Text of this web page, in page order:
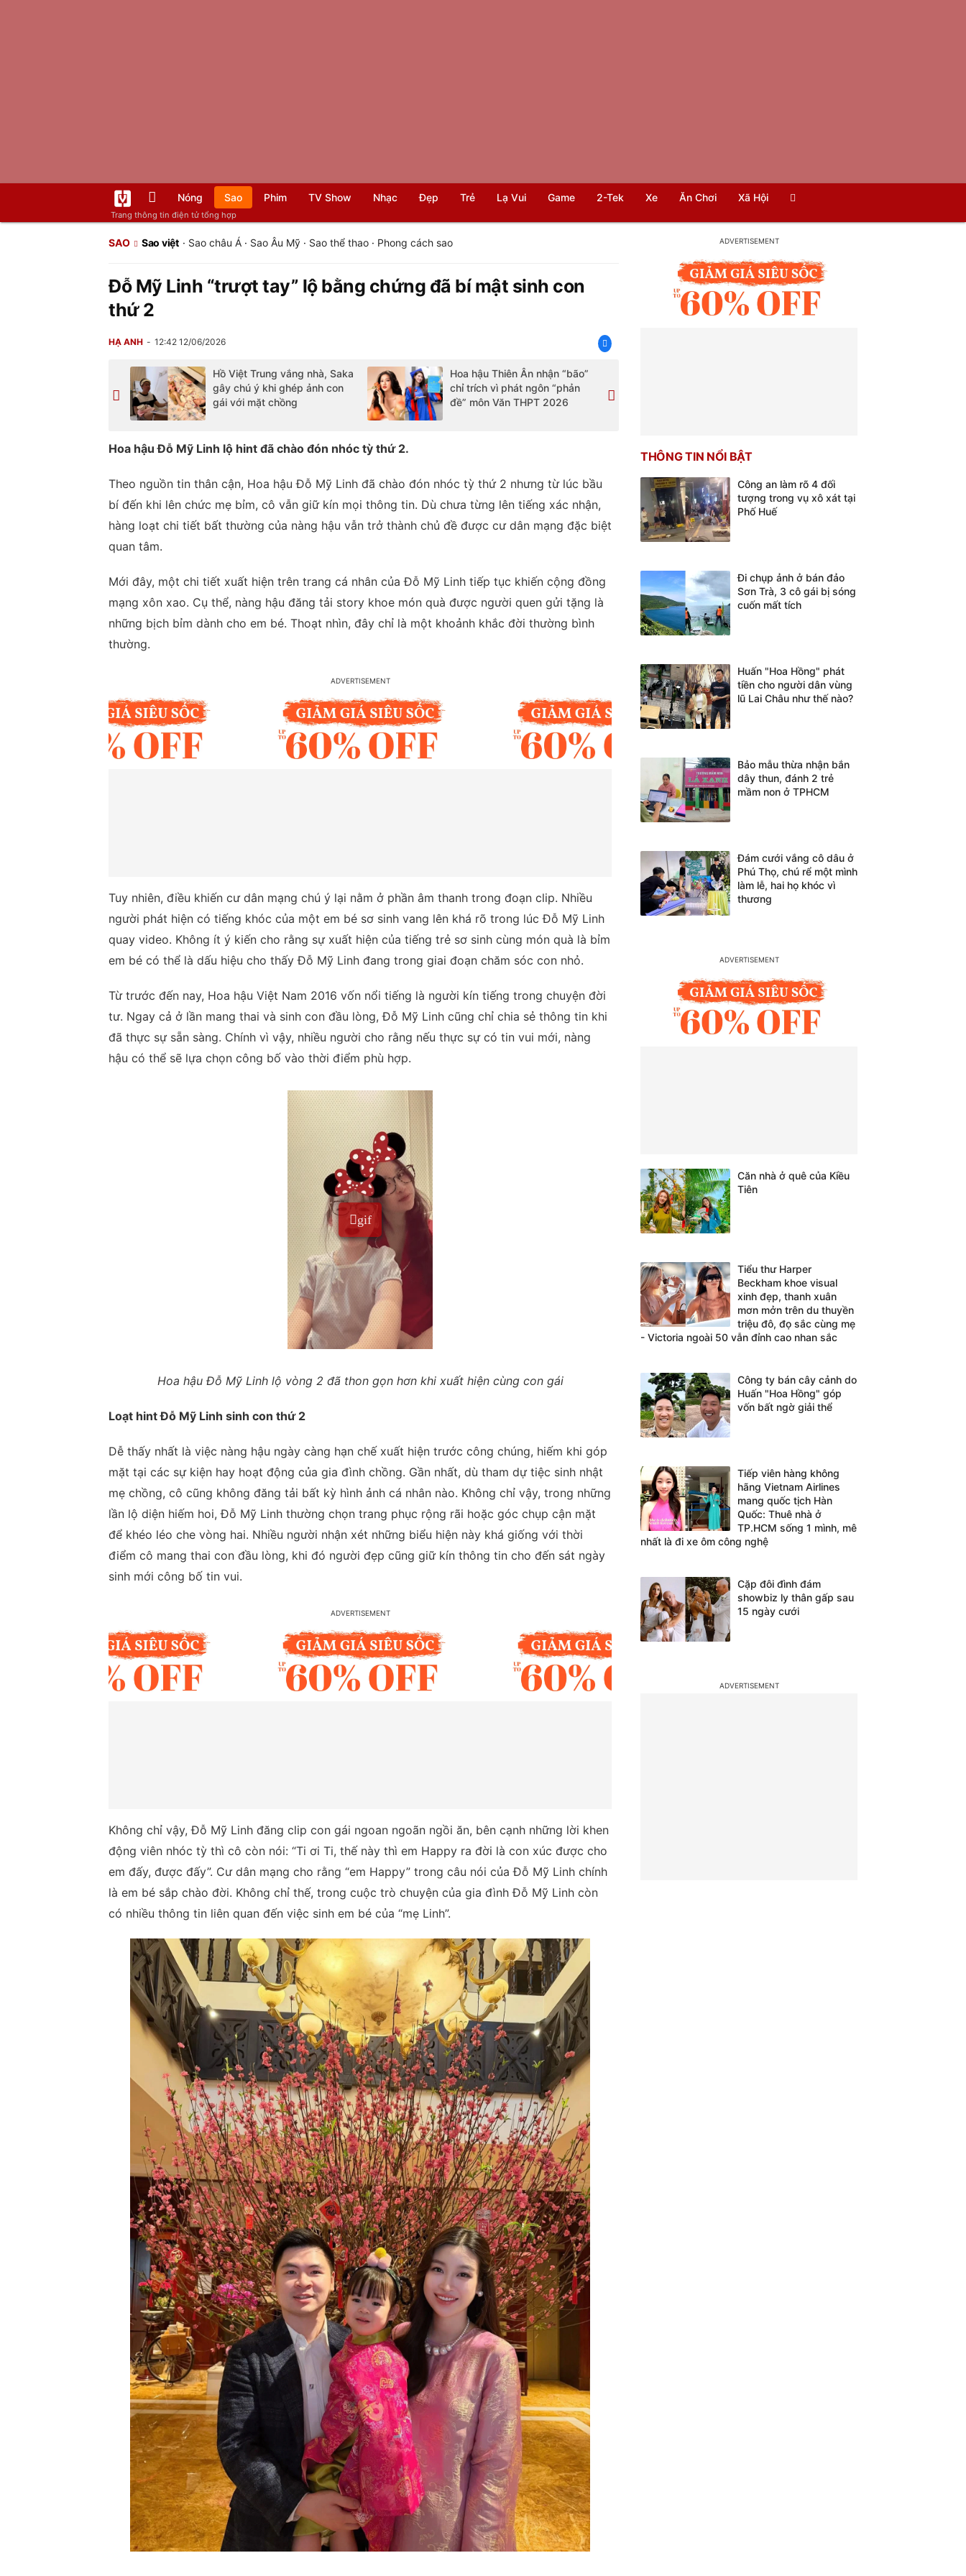
Trang thông tin điện tử tổng hợp
Nóng Sao Phim TV Show Nhạc Đẹp Trẻ Lạ Vui Game 2-Tek Xe Ăn Chơi Xã Hội
SAO Sao việt · Sao châu Á· Sao Âu Mỹ· Sao thể thao· Phong cách sao
Đỗ Mỹ Linh “trượt tay” lộ bằng chứng đã bí mật sinh con
thứ 2
HẠ ANH 12:42 12/06/2026
Hồ Việt Trung vắng nhà, Saka
gây chú ý khi ghép ảnh con
gái với mặt chồng
Hoa hậu Thiên Ân nhận “bão”
chỉ trích vì phát ngôn “phản
đề” môn Văn THPT 2026
Hoa hậu Đỗ Mỹ Linh lộ hint đã chào đón nhóc tỳ thứ 2.
Theo nguồn tin thân cận, Hoa hậu Đỗ Mỹ Linh đã chào đón nhóc tỳ thứ 2 nhưng từ lúc bầu
bí đến khi lên chức mẹ bỉm, cô vẫn giữ kín mọi thông tin. Dù chưa từng lên tiếng xác nhận,
hàng loạt chi tiết bất thường của nàng hậu vẫn trở thành chủ đề được cư dân mạng đặc biệt
quan tâm.
Mới đây, một chi tiết xuất hiện trên trang cá nhân của Đỗ Mỹ Linh tiếp tục khiến cộng đồng
mạng xôn xao. Cụ thể, nàng hậu đăng tải story khoe món quà được người quen gửi tặng là
những bịch bỉm dành cho em bé. Thoạt nhìn, đây chỉ là một khoảnh khắc đời thường bình
thường.
Tuy nhiên, điều khiến cư dân mạng chú ý lại nằm ở phần âm thanh trong đoạn clip. Nhiều
người phát hiện có tiếng khóc của một em bé sơ sinh vang lên khá rõ trong lúc Đỗ Mỹ Linh
quay video. Không ít ý kiến cho rằng sự xuất hiện của tiếng trẻ sơ sinh cùng món quà là bỉm
em bé có thể là dấu hiệu cho thấy Đỗ Mỹ Linh đang trong giai đoạn chăm sóc con nhỏ.
Từ trước đến nay, Hoa hậu Việt Nam 2016 vốn nổi tiếng là người kín tiếng trong chuyện đời
tư. Ngay cả ở lần mang thai và sinh con đầu lòng, Đỗ Mỹ Linh cũng chỉ chia sẻ thông tin khi
đã thực sự sẵn sàng. Chính vì vậy, nhiều người cho rằng nếu thực sự có tin vui mới, nàng
hậu có thể sẽ lựa chọn công bố vào thời điểm phù hợp.
Hoa hậu Đỗ Mỹ Linh lộ vòng 2 đã thon gọn hơn khi xuất hiện cùng con gái
Loạt hint Đỗ Mỹ Linh sinh con thứ 2
Dễ thấy nhất là việc nàng hậu ngày càng hạn chế xuất hiện trước công chúng, hiếm khi góp
mặt tại các sự kiện hay hoạt động của gia đình chồng. Gần nhất, dù tham dự tiệc sinh nhật
mẹ chồng, cô cũng không đăng tải bất kỳ hình ảnh cá nhân nào. Không chỉ vậy, trong những
lần lộ diện hiếm hoi, Đỗ Mỹ Linh thường chọn trang phục rộng rãi hoặc góc chụp cận mặt
để khéo léo che vòng hai. Nhiều người nhận xét những biểu hiện này khá giống với thời
điểm cô mang thai con đầu lòng, khi đó người đẹp cũng giữ kín thông tin cho đến sát ngày
sinh mới công bố tin vui.
Không chỉ vậy, Đỗ Mỹ Linh đăng clip con gái ngoan ngoãn ngồi ăn, bên cạnh những lời khen
động viên nhóc tỳ thì cô còn nói: “Ti ơi Ti, thế này thì em Happy ra đời là con xúc được cho
em đấy, được đấy”. Cư dân mạng cho rằng “em Happy” trong câu nói của Đỗ Mỹ Linh chính
là em bé sắp chào đời. Không chỉ thế, trong cuộc trò chuyện của gia đình Đỗ Mỹ Linh còn
có nhiều thông tin liên quan đến việc sinh em bé của “mẹ Linh”.
THÔNG TIN NỔI BẬT
Công an làm rõ 4 đối
tượng trong vụ xô xát tại
Phố Huế
Đi chụp ảnh ở bán đảo
Sơn Trà, 3 cô gái bị sóng
cuốn mất tích
Huấn "Hoa Hồng" phát
tiền cho người dân vùng
lũ Lai Châu như thế nào?
Bảo mẫu thừa nhận bắn
dây thun, đánh 2 trẻ
mầm non ở TPHCM
Đám cưới vắng cô dâu ở
Phú Thọ, chú rể một mình
làm lễ, hai họ khóc vì
thương
Căn nhà ở quê của Kiều
Tiên
Tiểu thư Harper
Beckham khoe visual
xinh đẹp, thanh xuân
mơn mởn trên du thuyền
triệu đô, đọ sắc cùng mẹ
- Victoria ngoài 50 vẫn đỉnh cao nhan sắc
Công ty bán cây cảnh do
Huấn "Hoa Hồng" góp
vốn bất ngờ giải thể
Tiếp viên hàng không
hãng Vietnam Airlines
mang quốc tịch Hàn
Quốc: Thuê nhà ở
TP.HCM sống 1 mình, mê
nhất là đi xe ôm công nghệ
Cặp đôi đình đám
showbiz ly thân gấp sau
15 ngày cưới